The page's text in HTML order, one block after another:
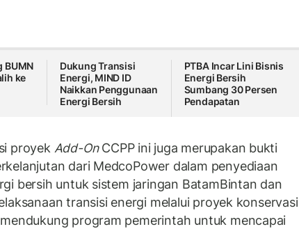
BUMN
ke
Dukung Transisi
Energi, MIND ID
Naikkan Penggunaan
Energi Bersih
PTBA Incar Lini Bisnis
Energi Bersih
Sumbang 30 Persen
Pendapatan
proyek Add-OnCCPP ini juga merupakan bukti
dari MedcoPower dalam penyediaan
bersih untuk sistem jaringan BatamBintan dan
transisi energi melalui proyek konservasi
program pemerintah untuk mencapai